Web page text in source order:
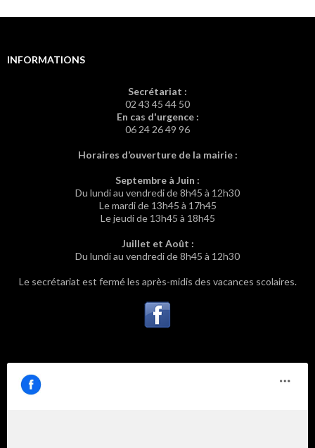
INFORMATIONS
Secrétariat :
02 43 45 44 50
En cas d'urgence :
06 24 26 49 96
Horaires d’ouverture de la mairie :
Septembre à Juin :
Du lundi au vendredi de 8h45 à 12h30
Le mardi de 13h45 à 17h45
Le jeudi de 13h45 à 18h45
Juillet et Août :
Du lundi au vendredi de 8h45 à 12h30
Le secrétariat est fermé les après-midis des vacances scolaires.